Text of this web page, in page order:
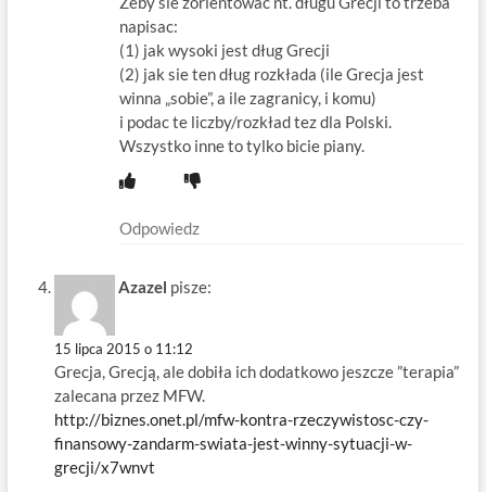
napisac:
(1) jak wysoki jest dług Grecji
(2) jak sie ten dług rozkłada (ile Grecja jest
winna „sobie”, a ile zagranicy, i komu)
i podac te liczby/rozkład tez dla Polski.
Wszystko inne to tylko bicie piany.
Odpowiedz
Azazel pisze:
15 lipca 2015 o 11:12
Grecja, Grecją, ale dobiła ich dodatkowo jeszcze ”terapia”
zalecana przez MFW.
http://biznes.onet.pl/mfw-kontra-rzeczywistosc-czy-
finansowy-zandarm-swiata-jest-winny-sytuacji-w-
grecji/x7wnvt